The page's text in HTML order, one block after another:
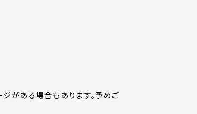
がある場合もあります。予めご